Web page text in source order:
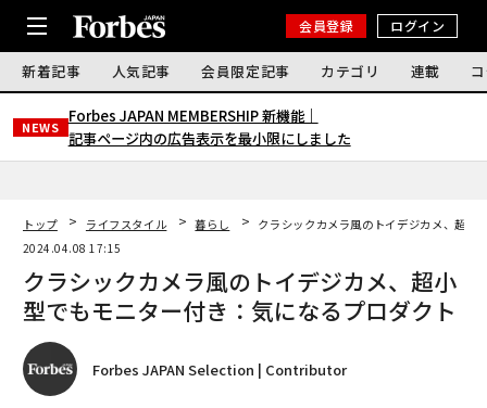
会員登録 ログイン
新着記事 人気記事 会員限定記事 カテゴリ 連載
NEWS
Forbes JAPAN MEMBERSHIP 新機能｜
記事ページ内の広告表示を最小限にしました
トップ ライフスタイル 暮らし
クラシックカメラ風のトイデジカメ、超小
2024.04.08 17:15
クラシックカメラ風のトイデジカメ、超小
型でもモニター付き：気になるプロダクト
Forbes JAPAN Selection | Contributor